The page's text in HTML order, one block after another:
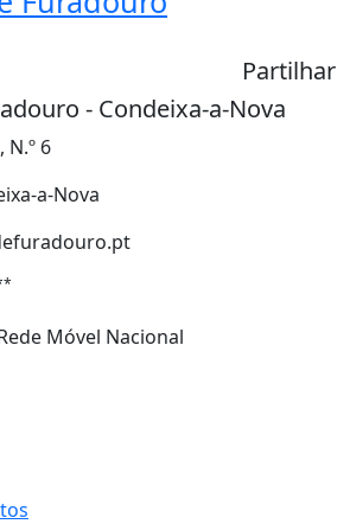
Partilhar
- Condeixa-a-Nova
6
a-Nova
Móvel Nacional